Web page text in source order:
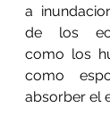
a
de los
como los
como
absorber el